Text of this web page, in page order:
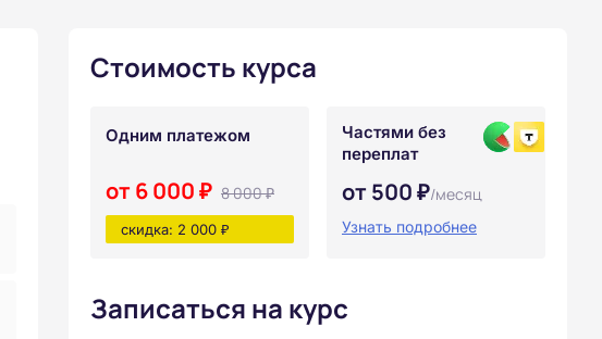
Стоимость курса
Одним платежом
от 6 000 ₽ 8 000 ₽
скидка: 2 000 ₽
Частями без
переплат
от 500 ₽/месяц
Узнать подробнее
Записаться на курс